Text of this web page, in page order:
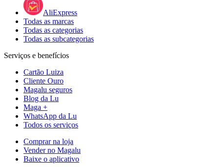
AliExpress
Todas as marcas
Todas as categorias
Todas as subcategorias
Serviços e benefícios
Cartão Luiza
Cliente Ouro
Magalu seguros
Blog da Lu
Maga +
WhatsApp da Lu
Todos os serviços
Comprar na loja
Vender no Magalu
Baixe o aplicativo